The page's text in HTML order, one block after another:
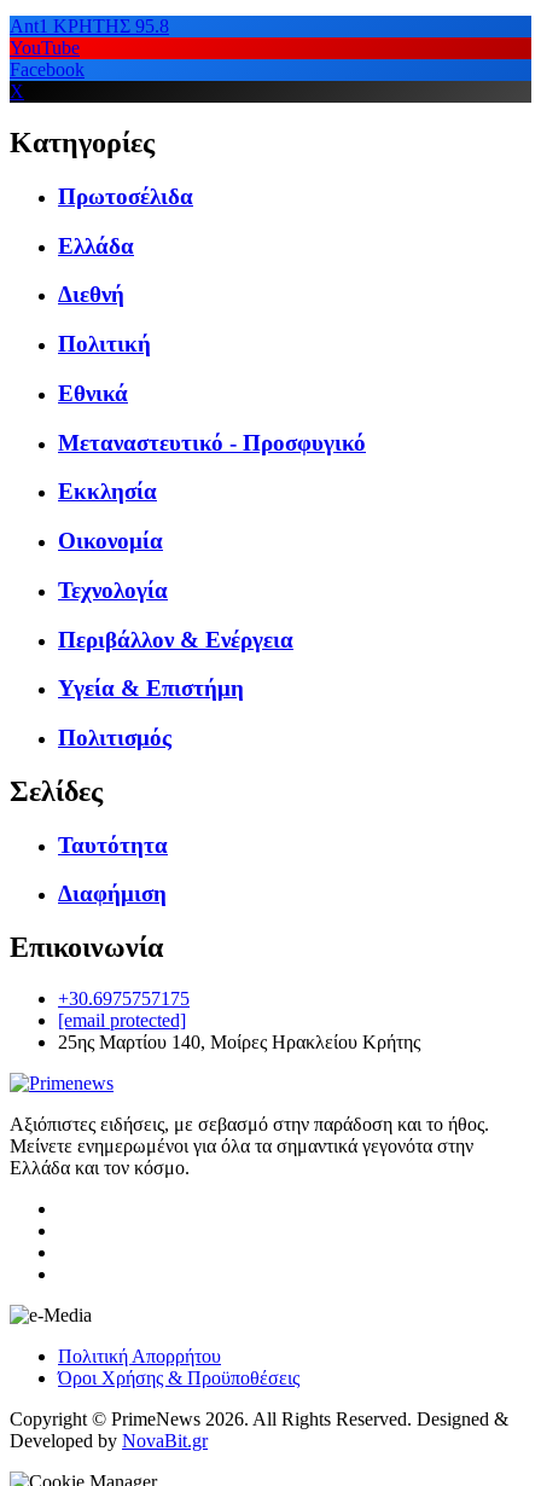
Ant1 ΚΡΗΤΗΣ 95.8
YouTube
Facebook
X
Κατηγορίες
Πρωτοσέλιδα
Ελλάδα
Διεθνή
Πολιτική
Εθνικά
Μεταναστευτικό - Προσφυγικό
Εκκλησία
Οικονομία
Τεχνολογία
Περιβάλλον & Ενέργεια
Υγεία & Επιστήμη
Πολιτισμός
Σελίδες
Ταυτότητα
Διαφήμιση
Επικοινωνία
+30.6975757175
[email protected]
25ης Μαρτίου 140, Μοίρες Ηρακλείου Κρήτης
Αξιόπιστες ειδήσεις, με σεβασμό στην παράδοση και το ήθος.
Μείνετε ενημερωμένοι για όλα τα σημαντικά γεγονότα στην
Ελλάδα και τον κόσμο.
Πολιτική Απορρήτου
Όροι Χρήσης & Προϋποθέσεις
Copyright © PrimeNews 2026. All Rights Reserved. Designed &
Developed by NovaBit.gr